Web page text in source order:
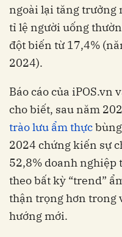
ngoài lại tăng trưởng
tỉ lệ người uống
đột biến từ 17,4%
2024).
Báo cáo của iPOS.vn
cho biết, sau năm
trào lưu ẩm thực
2024 chứng kiến sự
52,8% doanh nghiệp
theo bất kỳ “trend”
thận trọng hơn trong
hướng mới.